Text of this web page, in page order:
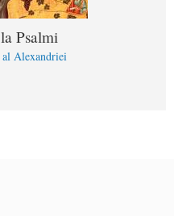
Psalmi
Alexandriei